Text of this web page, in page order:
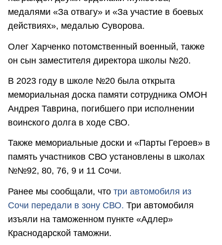
медалями «За отвагу» и «За участие в боевых
действиях», медалью Суворова.
Олег Харченко потомственный военный, также
он сын заместителя директора школы №20.
В 2023 году в школе №20 была открыта
мемориальная доска памяти сотрудника ОМОН
Андрея Таврина, погибшего при исполнении
воинского долга в ходе СВО.
Также мемориальные доски и «Парты Героев» в
память участников СВО установлены в школах
№№92, 80, 76, 9 и 11 Сочи.
Ранее мы сообщали, что три автомобиля из
Сочи передали в зону СВО. Три автомобиля
изъяли на таможенном пункте «Адлер»
Краснодарской таможни.